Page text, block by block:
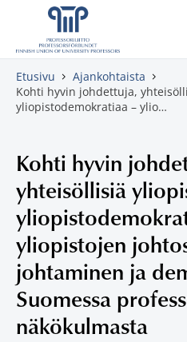
Skippaa sisältö
Etusivu
Ajankohtaista
Kohti hyvin johdettuja,
yliopistodemokratiaa – ylio…
Kohti hyvin
yhteisöllisiä
yliopistojen
johtaminen ja
Suomessa
näkökulmasta